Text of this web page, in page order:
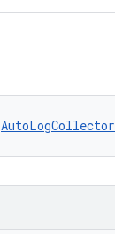
AutoLogCollector